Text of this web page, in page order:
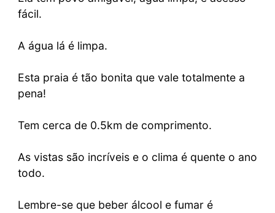
fácil.
A água lá é limpa.
Esta praia é tão bonita que vale totalmente a
pena!
Tem cerca de 0.5km de comprimento.
As vistas são incríveis e o clima é quente o ano
todo.
Lembre-se que beber álcool e fumar é